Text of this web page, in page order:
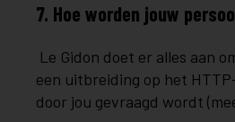
7. Hoe worden jouw
Le Gidon doet er alles aan
een uitbreiding op het
door jou gevraagd wordt